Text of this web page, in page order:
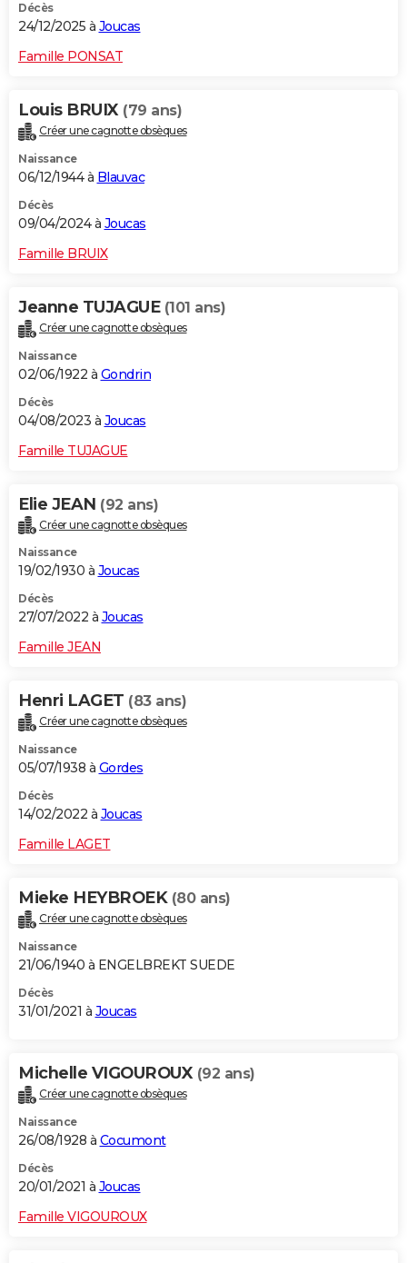
S'inscrire
Se connecter
Lycées
Collèges
Primaires
Universités
Entreprises
Service militaire
Avis de recherche
AVIS DE DÉCÈS
FORUM
Bricolage
Lifestyle
Culture
Television
Voyage
Décès
24/12/2025 à Joucas
Famille PONSAT
Louis BRUIX (79 ans)
Créer une cagnotte obsèques
Naissance
06/12/1944 à Blauvac
Décès
09/04/2024 à Joucas
Famille BRUIX
Jeanne TUJAGUE (101 ans)
Créer une cagnotte obsèques
Naissance
02/06/1922 à Gondrin
Décès
04/08/2023 à Joucas
Famille TUJAGUE
Elie JEAN (92 ans)
Créer une cagnotte obsèques
Naissance
19/02/1930 à Joucas
Décès
27/07/2022 à Joucas
Famille JEAN
Henri LAGET (83 ans)
Créer une cagnotte obsèques
Naissance
05/07/1938 à Gordes
Décès
14/02/2022 à Joucas
Famille LAGET
Mieke HEYBROEK (80 ans)
Créer une cagnotte obsèques
Naissance
21/06/1940 à ENGELBREKT SUEDE
Décès
31/01/2021 à Joucas
Michelle VIGOUROUX (92 ans)
Créer une cagnotte obsèques
Naissance
26/08/1928 à Cocumont
Décès
20/01/2021 à Joucas
Famille VIGOUROUX